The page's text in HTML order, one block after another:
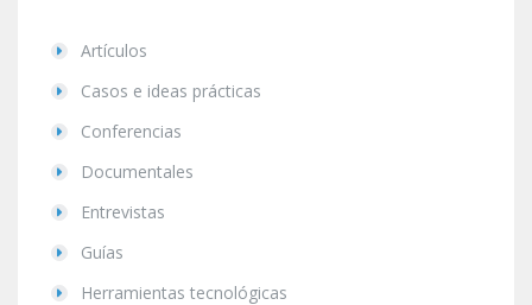
Artículos
Casos e ideas prácticas
Conferencias
Documentales
Entrevistas
Guías
Herramientas tecnológicas